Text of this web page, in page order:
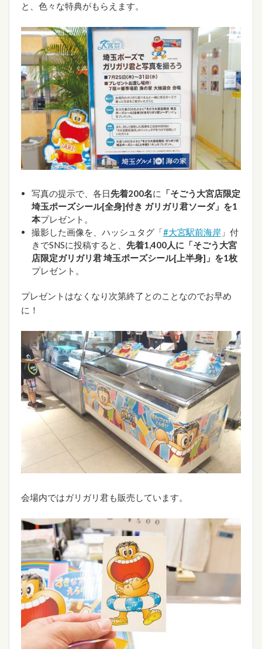
と、色々な特典がもらえます。
写真の提示で、各日先着200名に 「そごう大宮店限定
埼玉ポーズシール[全身]付き ガリガリ君ソーダ」を1
本プレゼント。
撮影した画像を、ハッシュタグ「#大宮駅前海岸」付
きでSNSに投稿すると、 先着1,400人に「そごう大宮
店限定ガリガリ君 埼玉ポーズシール[上半身]」を1枚
プレゼント。
プレゼントはなくなり次第終了とのことなのでお早め
に！
会場内ではガリガリ君も販売しています。